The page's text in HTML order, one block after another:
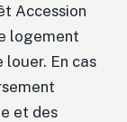
Accession
logement
louer. En cas
et des